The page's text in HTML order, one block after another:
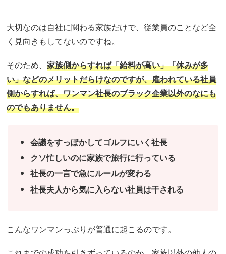
大切なのは自社に関わる家族だけで、従業員のことなど全
く見向きもしてないのですね。
そのため、家族側からすれば「給料が高い」「休みが多
い」などのメリットだらけなのですが、雇われている社員
側からすれば、ワンマン社長のブラック企業以外のなにも
のでもありません。
会議をすっぽかしてゴルフにいく社長
クソ忙しいのに家族で旅行に行っている
社長の一言で急にルールが変わる
社長夫人から気に入らない社員は干される
こんなワンマンっぷりが普通に起こるのです。